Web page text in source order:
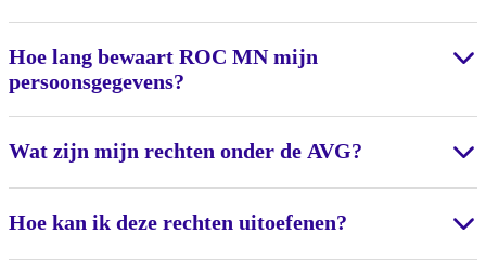
Hoe lang bewaart ROC MN mijn
persoonsgegevens?
Wat zijn mijn rechten onder de AVG?
Hoe kan ik deze rechten uitoefenen?